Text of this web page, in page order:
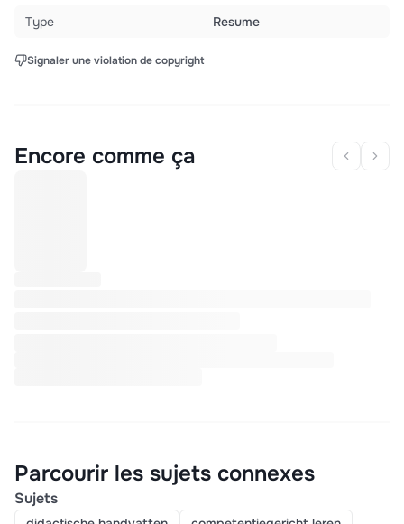
Type
Resume
Signaler une violation de copyright
Encore comme ça
Parcourir les sujets connexes
Sujets